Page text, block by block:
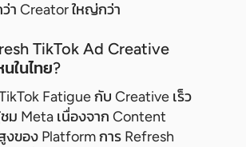
า Creator ใหญ่กว่า
TikTok Ad Creative
ในไทย?
Fatigue กับ Creative เร็ว
ม Meta เนื่องจาก Content
ของ Platform การ Refresh